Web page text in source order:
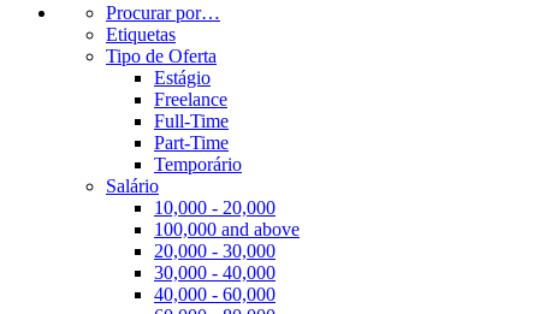
Procurar por…
Etiquetas
Tipo de Oferta
Estágio
Freelance
Full-Time
Part-Time
Temporário
Salário
10,000 - 20,000
100,000 and above
20,000 - 30,000
30,000 - 40,000
40,000 - 60,000